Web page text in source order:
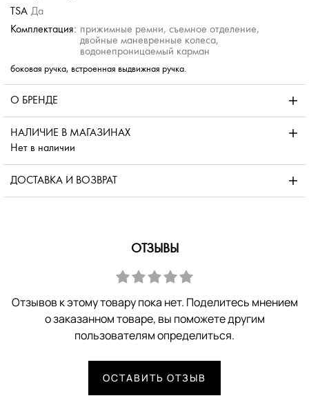
TSA Да
Комплектация: прижимные ремни, съемное отделение,
двойные маневренные колеса,
водонепроницаемый карман
боковая ручка, встроенная выдвижная ручка.
О БРЕНДЕ
НАЛИЧИЕ В МАГАЗИНАХ
Нет в наличии
ДОСТАВКА И ВОЗВРАТ
ОТЗЫВЫ
Отзывов к этому товару пока нет. Поделитесь мнением
о заказанном товаре, вы поможете другим
пользователям определиться.
ОСТАВИТЬ ОТЗЫВ